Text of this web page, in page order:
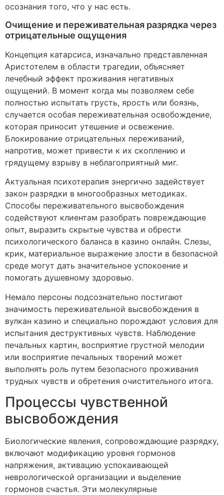
осознания того, что у нас есть.
Очищение и переживательная разрядка через
отрицательные ощущения
Концепция катарсиса, изначально представленная
Аристотелем в области трагедии, объясняет
лечебный эффект проживания негативных
ощущений. В момент когда мы позволяем себе
полностью испытать грусть, ярость или боязнь,
случается особая переживательная освобождение,
которая приносит утешение и освежение.
Блокирование отрицательных переживаний,
напротив, может привести к их скоплению и
грядущему взрыву в неблагоприятный миг.
Актуальная психотерапия энергично задействует
закон разрядки в многообразных методиках.
Способы переживательного высвобождения
содействуют клиентам разобрать повреждающие
опыт, выразить скрытые чувства и обрести
психологического баланса в казино онлайн. Слезы,
крик, материальное выражение злости в безопасной
среде могут дать значительное успокоение и
помогать душевному здоровью.
Немало персоны подсознательно постигают
значимость переживательной высвобождения в
вулкан казино и специально порождают условия для
испытания деструктивных чувств. Наблюдение
печальных картин, восприятие грустной мелодии
или восприятие печальных творений может
выполнять роль путем безопасного проживания
трудных чувств и обретения очистительного итога.
Процессы чувственной
высвобождения
Биологические явления, сопровождающие разрядку,
включают модификацию уровня гормонов
напряжения, активацию успокаивающей
неврологической организации и выделение
гормонов счастья. Эти молекулярные